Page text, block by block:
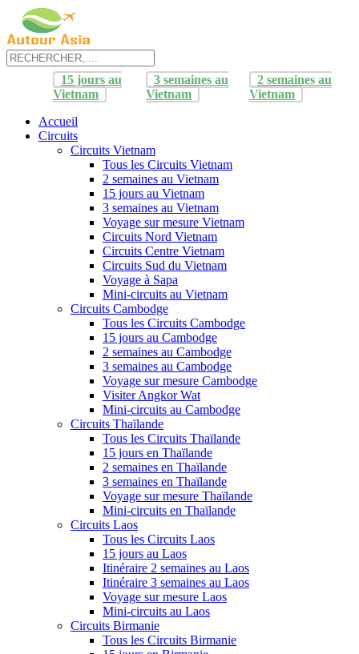
15 jours au
Vietnam
3 semaines au
Vietnam
2 semaines au
Vietnam
Accueil
Circuits
Circuits Vietnam
Tous les Circuits Vietnam
2 semaines au Vietnam
15 jours au Vietnam
3 semaines au Vietnam
Voyage sur mesure Vietnam
Circuits Nord Vietnam
Circuits Centre Vietnam
Circuits Sud du Vietnam
Voyage à Sapa
Mini-circuits au Vietnam
Circuits Cambodge
Tous les Circuits Cambodge
15 jours au Cambodge
2 semaines au Cambodge
3 semaines au Cambodge
Voyage sur mesure Cambodge
Visiter Angkor Wat
Mini-circuits au Cambodge
Circuits Thaïlande
Tous les Circuits Thaïlande
15 jours en Thaïlande
2 semaines en Thaïlande
3 semaines en Thaïlande
Voyage sur mesure Thaïlande
Mini-circuits en Thaïlande
Circuits Laos
Tous les Circuits Laos
15 jours au Laos
Itinéraire 2 semaines au Laos
Itinéraire 3 semaines au Laos
Voyage sur mesure Laos
Mini-circuits au Laos
Circuits Birmanie
Tous les Circuits Birmanie